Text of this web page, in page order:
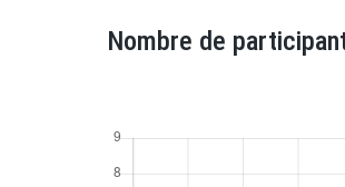
Nombre de